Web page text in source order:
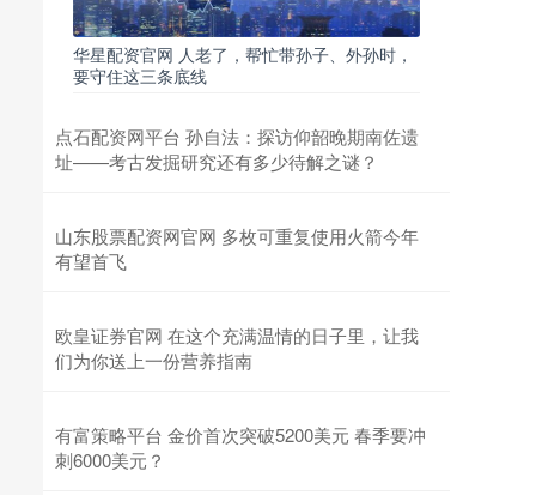
华星配资官网 人老了，帮忙带孙子、外孙时，
要守住这三条底线
点石配资网平台 孙自法：探访仰韶晚期南佐遗
址——考古发掘研究还有多少待解之谜？
山东股票配资网官网 多枚可重复使用火箭今年
有望首飞
欧皇证券官网 在这个充满温情的日子里，让我
们为你送上一份营养指南
有富策略平台 金价首次突破5200美元 春季要冲
刺6000美元？